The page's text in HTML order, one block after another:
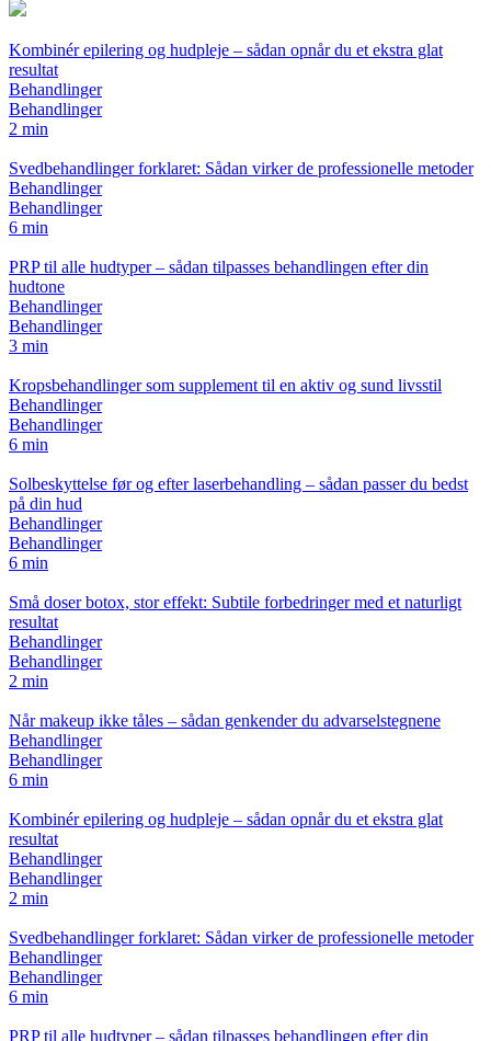
Kombinér epilering og hudpleje – sådan opnår du et ekstra glat
resultat
Behandlinger
Behandlinger
2 min
Svedbehandlinger forklaret: Sådan virker de professionelle metoder
Behandlinger
Behandlinger
6 min
PRP til alle hudtyper – sådan tilpasses behandlingen efter din
hudtone
Behandlinger
Behandlinger
3 min
Kropsbehandlinger som supplement til en aktiv og sund livsstil
Behandlinger
Behandlinger
6 min
Solbeskyttelse før og efter laserbehandling – sådan passer du bedst
på din hud
Behandlinger
Behandlinger
6 min
Små doser botox, stor effekt: Subtile forbedringer med et naturligt
resultat
Behandlinger
Behandlinger
2 min
Når makeup ikke tåles – sådan genkender du advarselstegnene
Behandlinger
Behandlinger
6 min
Kombinér epilering og hudpleje – sådan opnår du et ekstra glat
resultat
Behandlinger
Behandlinger
2 min
Svedbehandlinger forklaret: Sådan virker de professionelle metoder
Behandlinger
Behandlinger
6 min
PRP til alle hudtyper – sådan tilpasses behandlingen efter din